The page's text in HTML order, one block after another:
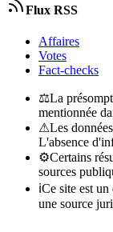
Flux RSS
Affaires
Votes
Fact-checks
⚖La
mentionnée
⚠Les
L'absence
⚙Certains
sources
ℹCe site est
une source